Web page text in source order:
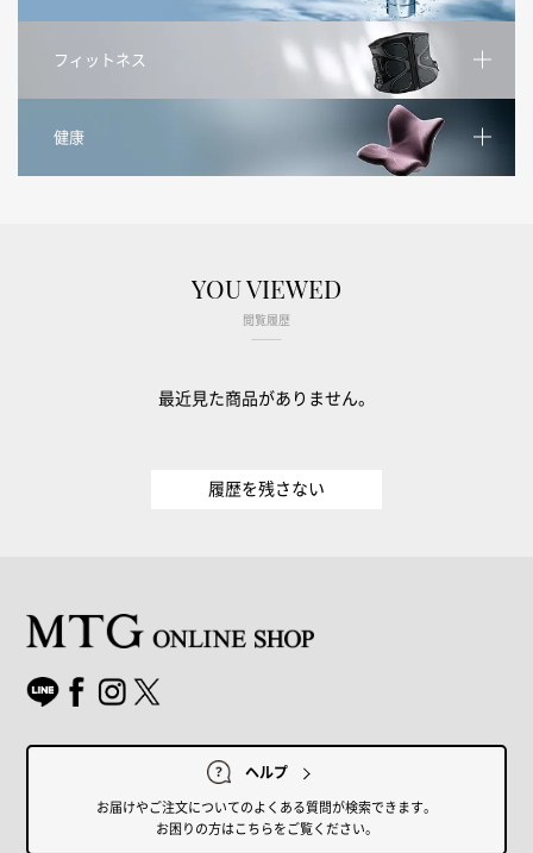
フィットネス
健康
YOU VIEWED
閲覧履歴
最近見た商品がありません。
履歴を残さない
ヘルプ
お届けやご注文についてのよくある質問が検索できます。
お困りの方はこちらをご覧ください。